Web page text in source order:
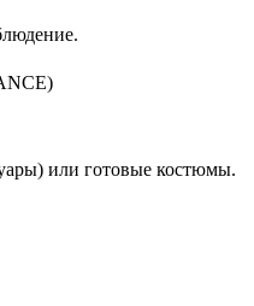
или готовые костюмы.